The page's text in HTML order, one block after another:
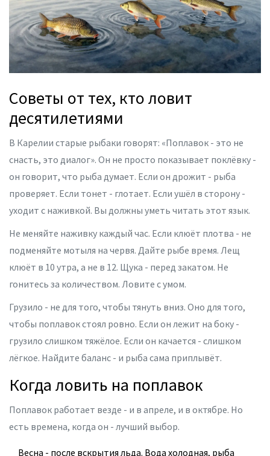
Советы от тех, кто ловит
десятилетиями
В Карелии старые рыбаки говорят: «Поплавок - это не
снасть, это диалог». Он не просто показывает поклёвку -
он говорит, что рыба думает. Если он дрожит - рыба
проверяет. Если тонет - глотает. Если ушёл в сторону -
уходит с наживкой. Вы должны уметь читать этот язык.
Не меняйте наживку каждый час. Если клюёт плотва - не
подменяйте мотыля на червя. Дайте рыбе время. Лещ
клюёт в 10 утра, а не в 12. Щука - перед закатом. Не
гонитесь за количеством. Ловите с умом.
Грузило - не для того, чтобы тянуть вниз. Оно для того,
чтобы поплавок стоял ровно. Если он лежит на боку -
грузило слишком тяжёлое. Если он качается - слишком
лёгкое. Найдите баланс - и рыба сама приплывёт.
Когда ловить на поплавок
Поплавок работает везде - и в апреле, и в октябре. Но
есть времена, когда он - лучший выбор.
Весна - после вскрытия льда. Вода холодная, рыба